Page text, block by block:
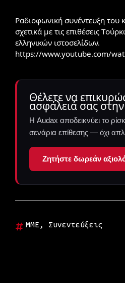
Ραδιοφωνική συνέντευξη
σχετικά με τις επιθέσεις
ελληνικών ιστοσελίδων.
https://www.youtube.com/
Θέλετε να
ασφάλειά σας
Η Audax αποδεικνύει το
σενάρια επίθεσης — όχι
Ζητήστε δωρεάν
ΜΜΕ , Συνεντεύξεις